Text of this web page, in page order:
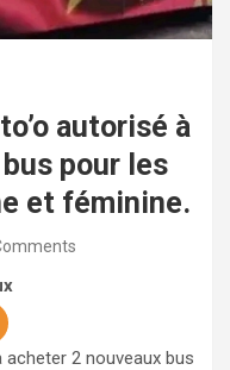
autorisé à
pour les
et féminine.
acheter 2 nouveaux bus